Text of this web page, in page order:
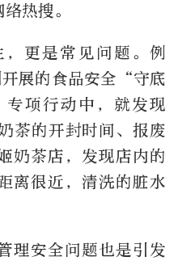
热搜。
更是常见问题。例
展的食品安全“守底
项行动中，就发现
茶的开封时间、报废
奶茶店，发现店内的
离很近，清洗的脏水
理安全问题也是引发